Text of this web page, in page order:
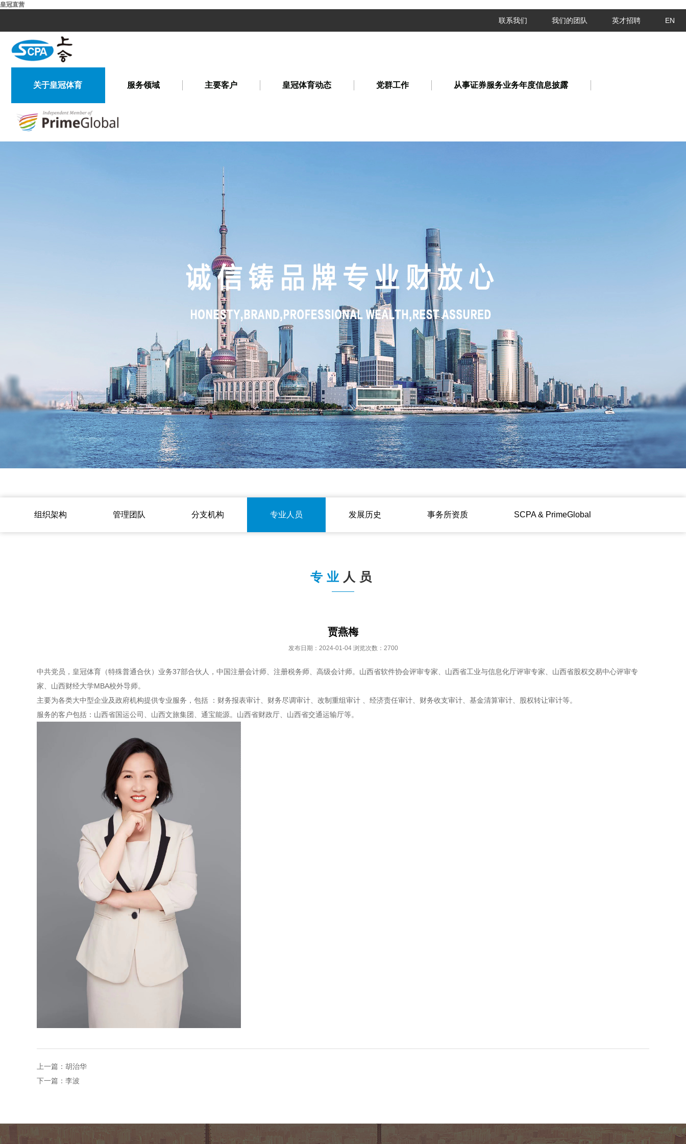
皇冠直营
联系我们 我们的团队 英才招聘 EN
关于皇冠体育 服务领域 主要客户 皇冠体育动态 党群工作 从事证券服务业务年度信息披露
组织架构 管理团队 分支机构 专业人员 发展历史 事务所资质 ㅤㅤSCPA & PrimeGlobalㅤㅤ
专业 人员
贾燕梅
发布日期：2024-01-04 浏览次数：2700
中共党员，皇冠体育（特殊普通合伙）业务37部合伙人，中国注册会计师、注册税务师、高级会计师。山西省软件协会评审专家、山西省工业与信息化厅评审专家、山西省股权交易中心评审专
家、山西财经大学MBA校外导师。
主要为各类大中型企业及政府机构提供专业服务，包括 ：财务报表审计、财务尽调审计、改制重组审计 、经济责任审计、财务收支审计、基金清算审计、股权转让审计等。
服务的客户包括：山西省国运公司、山西文旅集团、通宝能源。山西省财政厅、山西省交通运输厅等。
上一篇： 胡治华
下一篇： 李波